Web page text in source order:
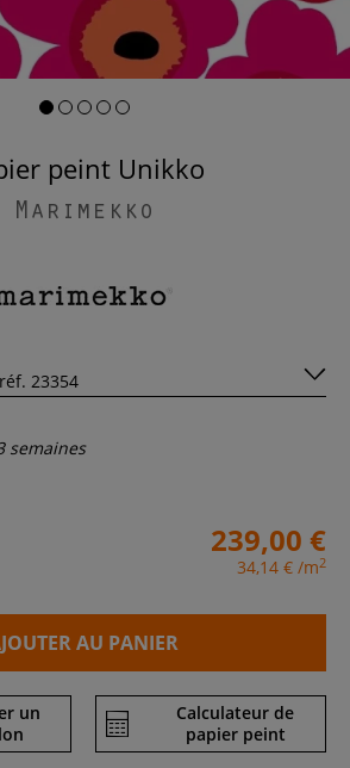
peint Unikko
Marimekko
semaines
239,00 €
34,14 € /m2
AU PANIER
un
Calculateur de
papier peint